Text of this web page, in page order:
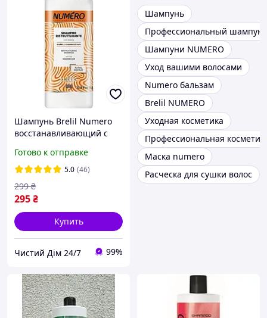
Шампунь Brelil Numero
восстанавливающий с
(8011935052899)
Готово к отправке
5.0 (46)
295₴
299 ₴
Купить
Чистий Дім 24/7 99%
Шампунь
Профессиональный шампунь
Шампуни NUMERO
Уход вашими волосами
Numero бальзам
Brelil NUMERO
Уходная косметика
Профессиональная
Маска numero
Расческа для сушки волос